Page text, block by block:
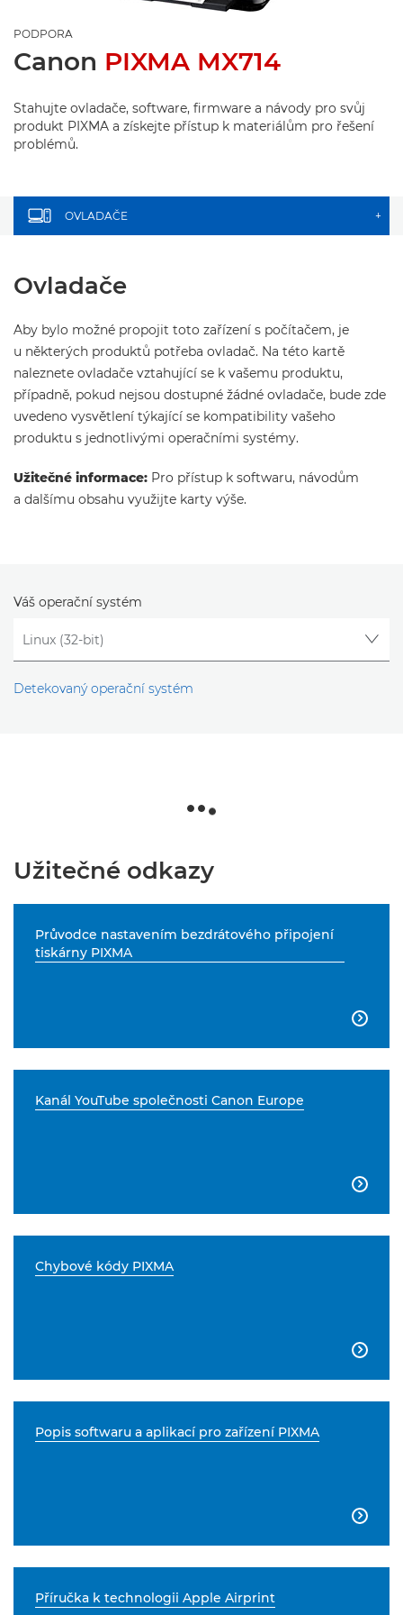
PODPORA
Canon PIXMA MX714
Stahujte ovladače, software, firmware a návody pro svůj
produkt PIXMA a získejte přístup k materiálům pro řešení
problémů.
OVLADAČE +
Ovladače
Aby bylo možné propojit toto zařízení s počítačem, je
u některých produktů potřeba ovladač. Na této kartě
naleznete ovladače vztahující se k vašemu produktu,
případně, pokud nejsou dostupné žádné ovladače, bude zde
uvedeno vysvětlení týkající se kompatibility vašeho
produktu s jednotlivými operačními systémy.
Užitečné informace: Pro přístup k softwaru, návodům
a dalšímu obsahu využijte karty výše.
Váš operační systém
Detekovaný operační systém
Užitečné odkazy
Průvodce nastavením bezdrátového připojení
tiskárny PIXMA

Kanál YouTube společnosti Canon Europe

Chybové kódy PIXMA

Popis softwaru a aplikací pro zařízení PIXMA

Příručka k technologii Apple Airprint